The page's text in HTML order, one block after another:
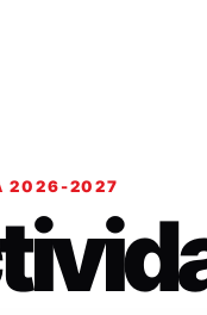
2026-2027